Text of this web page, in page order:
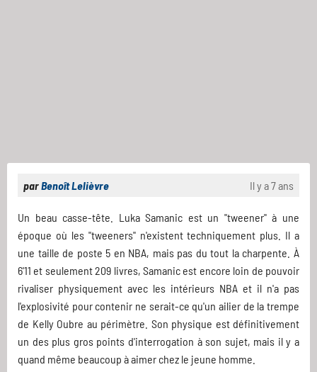
parBenoît Lelièvre Il y a 7 ans
Un beau casse-tête. Luka Samanic est un "tweener" à une
époque où les "tweeners" n'existent techniquement plus. Il a
une taille de poste 5 en NBA, mais pas du tout la charpente. À
6'11 et seulement 209 livres, Samanic est encore loin de pouvoir
rivaliser physiquement avec les intérieurs NBA et il n'a pas
l'explosivité pour contenir ne serait-ce qu'un ailier de la trempe
de Kelly Oubre au périmètre. Son physique est définitivement
un des plus gros points d'interrogation à son sujet, mais il y a
quand même beaucoup à aimer chez le jeune homme.